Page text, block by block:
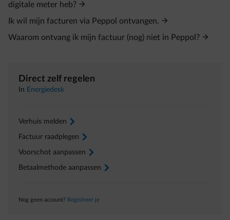
digitale meter heb?
Ik wil mijn facturen via Peppol ontvangen.
Waarom ontvang ik mijn factuur (nog) niet in Peppol?
Direct zelf regelen
In Energiedesk
Verhuis melden arrow-right
Factuur raadplegen arrow-right
Voorschot aanpassen arrow-right
Betaalmethode aanpassen arrow-right
Nog geen account? Registreer je